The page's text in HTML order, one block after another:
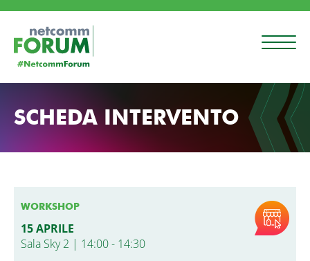
SCHEDA INTERVENTO
WORKSHOP
15 APRILE
Sala Sky 2 | 14:00 - 14:30